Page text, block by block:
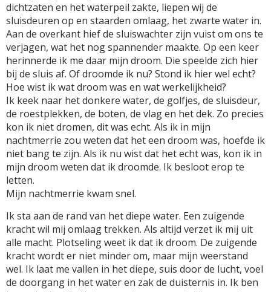
dichtzaten en het waterpeil zakte, liepen wij de
sluisdeuren op en staarden omlaag, het zwarte water in.
Aan de overkant hief de sluiswachter zijn vuist om ons te
verjagen, wat het nog spannender maakte. Op een keer
herinnerde ik me daar mijn droom. Die speelde zich hier
bij de sluis af. Of droomde ik nu? Stond ik hier wel echt?
Hoe wist ik wat droom was en wat werkelijkheid?
Ik keek naar het donkere water, de golfjes, de sluisdeur,
de roestplekken, de boten, de vlag en het dek. Zo precies
kon ik niet dromen, dit was echt. Als ik in mijn
nachtmerrie zou weten dat het een droom was, hoefde ik
niet bang te zijn. Als ik nu wist dat het echt was, kon ik in
mijn droom weten dat ik droomde. Ik besloot erop te
letten.
Mijn nachtmerrie kwam snel.
Ik sta aan de rand van het diepe water. Een zuigende
kracht wil mij omlaag trekken. Als altijd verzet ik mij uit
alle macht. Plotseling weet ik dat ik droom. De zuigende
kracht wordt er niet minder om, maar mijn weerstand
wel. Ik laat me vallen in het diepe, suis door de lucht, voel
de doorgang in het water en zak de duisternis in. Ik ben